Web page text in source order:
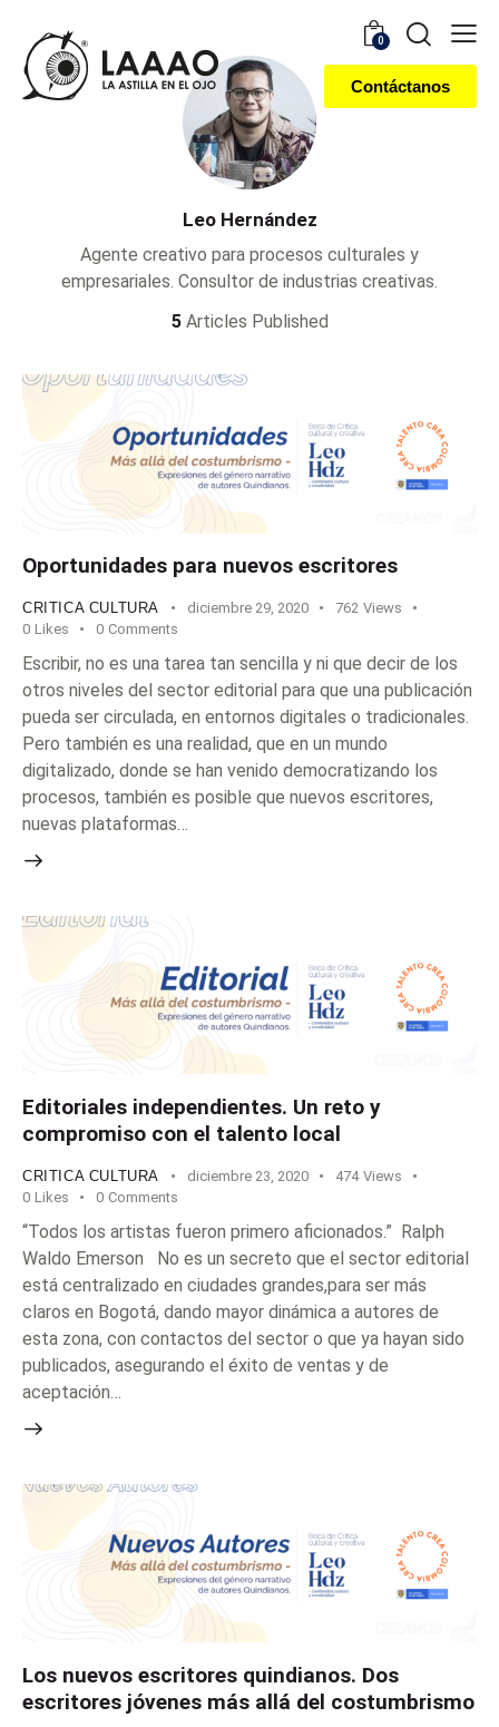
0
Contáctanos
Leo Hernández
Agente creativo para procesos culturales y
empresariales. Consultor de industrias creativas.
5Articles Published
Oportunidades para nuevos escritores
CRITICA CULTURA diciembre 29, 2020 762 Views
0 Likes 0 Comments
Escribir, no es una tarea tan sencilla y ni que decir de los
otros niveles del sector editorial para que una publicación
pueda ser circulada, en entornos digitales o tradicionales.
Pero también es una realidad, que en un mundo
digitalizado, donde se han venido democratizando los
procesos, también es posible que nuevos escritores,
nuevas plataformas…
Editoriales independientes. Un reto y
compromiso con el talento local
CRITICA CULTURA diciembre 23, 2020 474 Views
0 Likes 0 Comments
“Todos los artistas fueron primero aficionados.” Ralph
Waldo Emerson No es un secreto que el sector editorial
está centralizado en ciudades grandes,para ser más
claros en Bogotá, dando mayor dinámica a autores de
esta zona, con contactos del sector o que ya hayan sido
publicados, asegurando el éxito de ventas y de
aceptación…
Los nuevos escritores quindianos. Dos
escritores jóvenes más allá del costumbrismo